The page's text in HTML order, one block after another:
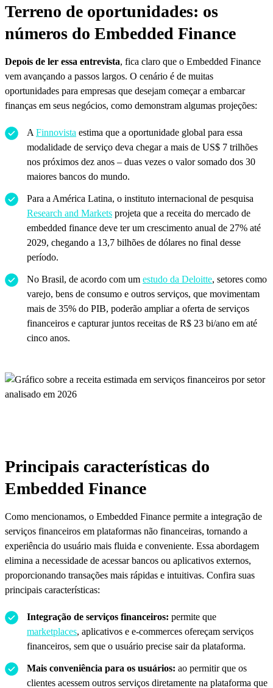
Terreno de oportunidades: os
números do Embedded Finance
Depois de ler essa entrevista, fica claro que o Embedded Finance
vem avançando a passos largos. O cenário é de muitas
oportunidades para empresas que desejam começar a embarcar
finanças em seus negócios, como demonstram algumas projeções:
A Finnovista estima que a oportunidade global para essa
modalidade de serviço deva chegar a mais de US$ 7 trilhões
nos próximos dez anos – duas vezes o valor somado dos 30
maiores bancos do mundo.
Para a América Latina, o instituto internacional de pesquisa
Research and Markets projeta que a receita do mercado de
embedded finance deve ter um crescimento anual de 27% até
2029, chegando a 13,7 bilhões de dólares no final desse
período.
No Brasil, de acordo com um estudo da Deloitte, setores como
varejo, bens de consumo e outros serviços, que movimentam
mais de 35% do PIB, poderão ampliar a oferta de serviços
financeiros e capturar juntos receitas de R$ 23 bi/ano em até
cinco anos.
Principais características do
Embedded Finance
Como mencionamos, o Embedded Finance permite a integração de
serviços financeiros em plataformas não financeiras, tornando a
experiência do usuário mais fluida e conveniente. Essa abordagem
elimina a necessidade de acessar bancos ou aplicativos externos,
proporcionando transações mais rápidas e intuitivas. Confira suas
principais características:
Integração de serviços financeiros: permite que
marketplaces, aplicativos e e-commerces ofereçam serviços
financeiros, sem que o usuário precise sair da plataforma.
Mais conveniência para os usuários: ao permitir que os
clientes acessem outros serviços diretamente na plataforma que